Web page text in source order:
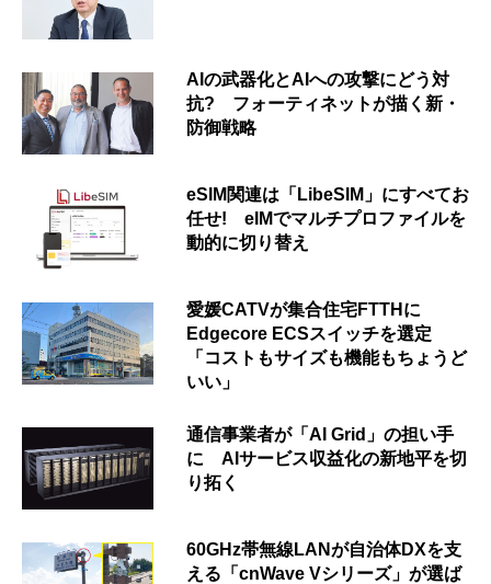
AIの武器化とAIへの攻撃にどう対
抗? フォーティネットが描く新・
防御戦略
eSIM関連は「LibeSIM」にすべてお
任せ! eIMでマルチプロファイルを
動的に切り替え
愛媛CATVが集合住宅FTTHに
Edgecore ECSスイッチを選定
「コストもサイズも機能もちょうど
いい」
通信事業者が「AI Grid」の担い手
に AIサービス収益化の新地平を切
り拓く
60GHz帯無線LANが自治体DXを支
える「cnWave Vシリーズ」が選ば